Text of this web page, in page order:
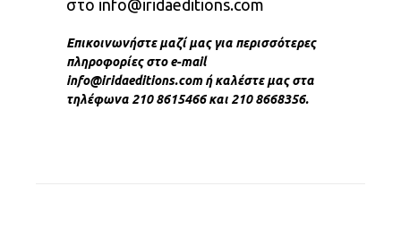
στο info@iridaeditions.com
Επικοινωνήστε μαζί μας για περισσότερες
πληροφορίες στο e-mail
info@iridaeditions.com ή καλέστε μας στα
τηλέφωνα 210 8615466 και 210 8668356.